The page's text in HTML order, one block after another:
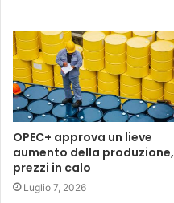
OPEC+ approva un lieve
aumento della produzione,
prezzi in calo
Luglio 7, 2026